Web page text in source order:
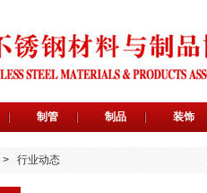
制管 制品 装饰
> 行业动态